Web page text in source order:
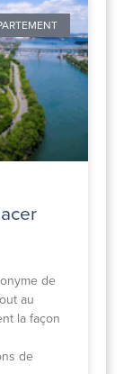
de
au
la façon
de